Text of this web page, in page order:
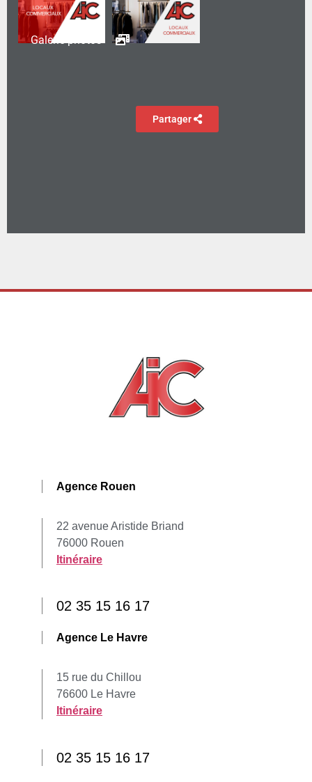
Galerie photos
Partager
Agence Rouen
22 avenue Aristide Briand
76000 Rouen
Itinéraire
02 35 15 16 17
Agence Le Havre
15 rue du Chillou
76600 Le Havre
Itinéraire
02 35 15 16 17